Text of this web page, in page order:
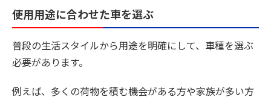
使用用途に合わせた車を選ぶ
普段の生活スタイルから用途を明確にして、車種を選ぶ
必要があります。
例えば、多くの荷物を積む機会がある方や家族が多い方